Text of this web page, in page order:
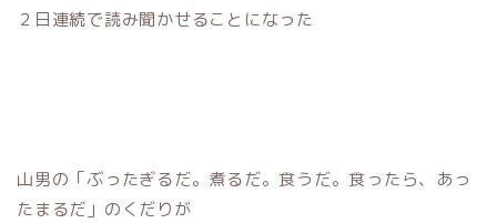
２日連続で読み聞かせることになった
山男の「ぶったぎるだ。煮るだ。食うだ。食ったら、あっ
たまるだ」のくだりが